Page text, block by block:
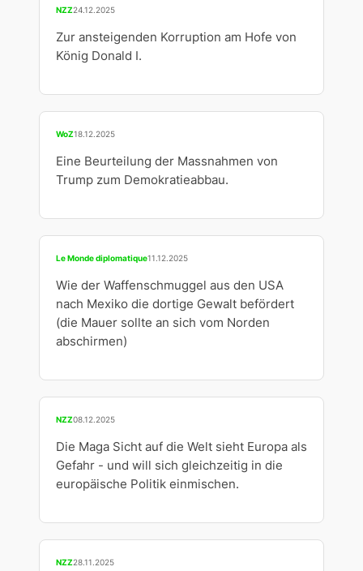
NZZ24.12.2025
Zur ansteigenden Korruption am Hofe von
König Donald I.
WoZ18.12.2025
Eine Beurteilung der Massnahmen von
Trump zum Demokratieabbau.
Le Monde diplomatique11.12.2025
Wie der Waffenschmuggel aus den USA
nach Mexiko die dortige Gewalt befördert
(die Mauer sollte an sich vom Norden
abschirmen)
NZZ08.12.2025
Die Maga Sicht auf die Welt sieht Europa als
Gefahr - und will sich gleichzeitig in die
europäische Politik einmischen.
NZZ28.11.2025